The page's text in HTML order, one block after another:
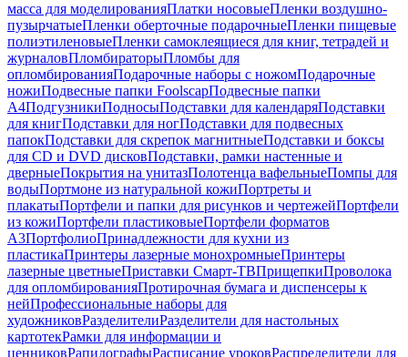
масса для моделированияПлатки носовыеПленки воздушно-
пузырчатыеПленки оберточные подарочныеПленки пищевые
полиэтиленовыеПленки самоклеящиеся для книг, тетрадей и
журналовПломбираторыПломбы для
опломбированияПодарочные наборы с ножомПодарочные
ножиПодвесные папки FoolscapПодвесные папки
А4ПодгузникиПодносыПодставки для календаряПодставки
для книгПодставки для ногПодставки для подвесных
папокПодставки для скрепок магнитныеПодставки и боксы
для CD и DVD дисковПодставки, рамки настенные и
дверныеПокрытия на унитазПолотенца вафельныеПомпы для
водыПортмоне из натуральной кожиПортреты и
плакатыПортфели и папки для рисунков и чертежейПортфели
из кожиПортфели пластиковыеПортфели форматов
А3ПортфолиоПринадлежности для кухни из
пластикаПринтеры лазерные монохромныеПринтеры
лазерные цветныеПриставки Смарт-ТВПрищепкиПроволока
для опломбированияПротирочная бумага и диспенсеры к
нейПрофессиональные наборы для
художниковРазделителиРазделители для настольных
картотекРамки для информации и
ценниковРапидографыРасписание уроковРаспределители для